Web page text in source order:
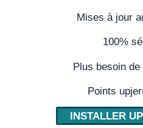
Mises à jour
100%
Plus besoin
Points
INSTALLER